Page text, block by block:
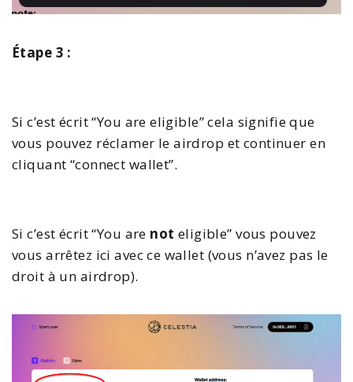
Étape 3 :
Si c’est écrit “You are eligible” cela signifie que
vous pouvez réclamer le airdrop et continuer en
cliquant “connect wallet”.
Si c’est écrit “You are not eligible” vous pouvez
vous arrêtez ici avec ce wallet (vous n’avez pas le
droit à un airdrop).